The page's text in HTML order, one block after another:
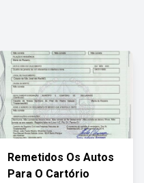
Remetidos Os Autos
Para O Cartório